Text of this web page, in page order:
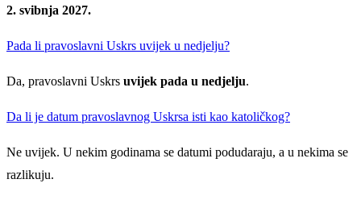
2. svibnja 2027.
Pada li pravoslavni Uskrs uvijek u nedjelju?
Da, pravoslavni Uskrs uvijek pada u nedjelju.
Da li je datum pravoslavnog Uskrsa isti kao katoličkog?
Ne uvijek. U nekim godinama se datumi podudaraju, a u nekima se
razlikuju.